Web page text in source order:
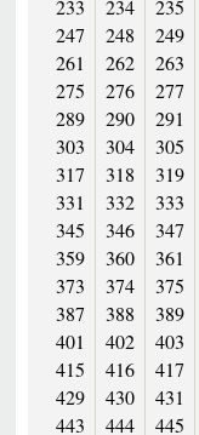
233
234 235
247
248 249
261
262 263
275
276 277
289
290 291
303
304 305
317
318 319
331
332 333
345
346 347
359
360 361
373
374 375
387
388 389
401
402 403
415
416 417
429
430 431
443
444 445